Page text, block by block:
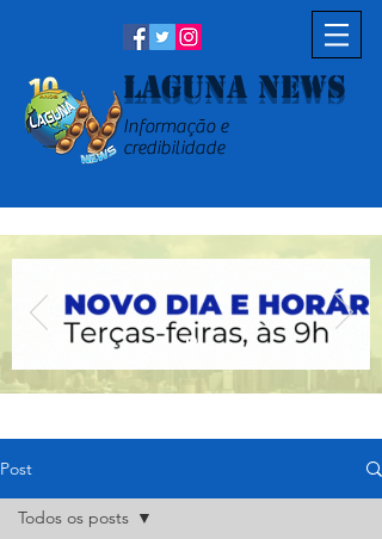
Laguna News
Informação e
credibilidade
Post
Todos os posts